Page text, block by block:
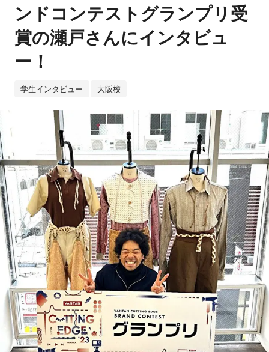
ンドコンテストグランプリ受
賞の瀬戸さんにインタビュ
ー！
学生インタビュー 大阪校